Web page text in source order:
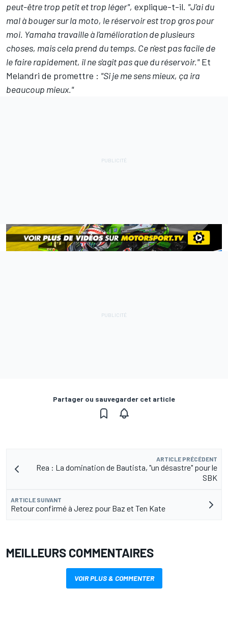
peut-être trop petit et trop léger", explique-t-il. "J'ai du
mal à bouger sur la moto, le réservoir est trop gros pour
moi. Yamaha travaille à l'amélioration de plusieurs
choses, mais cela prend du temps. Ce n'est pas facile de
le faire rapidement, il ne s'agit pas que du réservoir."Et
Melandri de promettre : "Si je me sens mieux, ça ira
beaucoup mieux."
Partager ou sauvegarder cet article
ARTICLE PRÉCÉDENT
Rea : La domination de Bautista, "un désastre" pour le
SBK
ARTICLE SUIVANT
Retour confirmé à Jerez pour Baz et Ten Kate
MEILLEURS COMMENTAIRES
VOIR PLUS & COMMENTER